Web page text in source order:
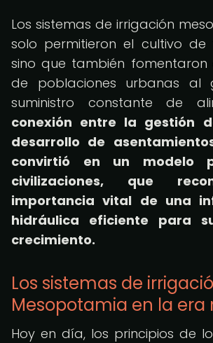
Los sistemas de irrigación
solo permitieron el cultivo de
sino que también fomentaron
de poblaciones urbanas al
suministro constante de
conexión entre la gestión
desarrollo de
convirtió en un modelo
civilizaciones, que
importancia vital de una
hidráulica eficiente para
crecimiento.
Los sistemas de
Mesopotamia en la
Hoy en día, los principios de